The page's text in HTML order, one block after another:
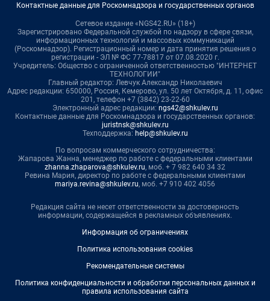
Контактные данные для Роскомнадзора и государственных органов
Сетевое издание «NGS42.RU» (18+)
Зарегистрировано Федеральной службой по надзору в сфере связи,
информационных технологий и массовых коммуникаций
(Роскомнадзор). Регистрационный номер и дата принятия решения о
регистрации - ЭЛ № ФС 77-78817 от 07.08.2020 г.
Учредитель: Общество с ограниченной ответственностью "ИНТЕРНЕТ
ТЕХНОЛОГИИ"
Главный редактор: Левчук Александр Николаевич
Адрес редакции: 650000, Россия, Кемерово, ул. 50 лет Октября, д. 11, офис
201, телефон +7 (3842) 23-22-60
Электронный адрес редакции: ngs42@shkulev.ru
Контактные данные для Роскомнадзора и государственных органов:
juristnsk@shkulev.ru
Техподдержка: help@shkulev.ru
По вопросам коммерческого сотрудничества:
Жапарова Жанна, менеджер по работе с федеральными клиентами
zhanna.zhaparova@shkulev.ru, моб. + 7 982 640 34 32
Ревина Мария, директор по работе с федеральными клиентами
mariya.revina@shkulev.ru, моб. +7 910 402 4056
Редакция сайта не несет ответственности за достоверность
информации, содержащейся в рекламных объявлениях.
Информация об ограничениях
Политика использования cookies
Рекомендательные системы
Политика конфиденциальности и обработки персональных данных и
правила использования сайта